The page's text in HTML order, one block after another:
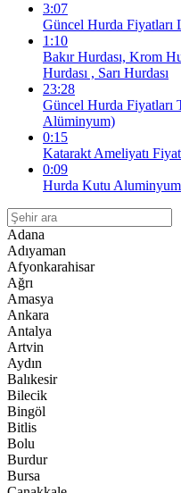
3:07
Güncel Hurda Fiyatları
1:10
Bakır Hurdası, Krom
Hurdası , Sarı Hurdası
23:28
Güncel Hurda Fiyatları
Alüminyum)
0:15
Katarakt Ameliyatı
0:09
Hurda Kutu
Adana
Adıyaman
Afyonkarahisar
Ağrı
Amasya
Ankara
Antalya
Artvin
Aydın
Balıkesir
Bilecik
Bingöl
Bitlis
Bolu
Burdur
Bursa